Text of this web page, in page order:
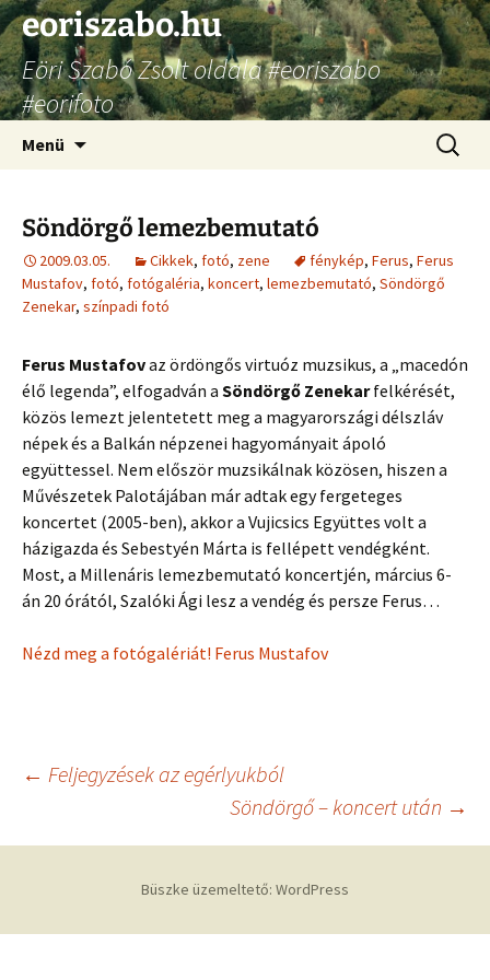
Ugrás
a
tartalomhoz
eoriszabo.hu
Eöri Szabó Zsolt oldala #eoriszabo
#eorifoto
Menü
Söndörgő lemezbemutató
2009.03.05. Cikkek, fotó, zene fénykép, Ferus, Ferus
Mustafov, fotó, fotógaléria, koncert, lemezbemutató, Söndörgő
Zenekar, színpadi fotó
Ferus Mustafovaz ördöngős virtuóz muzsikus, a „macedón
élő legenda”, elfogadván a Söndörgő Zenekarfelkérését,
közös lemezt jelentetett meg a magyarországi délszláv
népek és a Balkán népzenei hagyományait ápoló
együttessel. Nem először muzsikálnak közösen, hiszen a
Művészetek Palotájában már adtak egy fergeteges
koncertet (2005-ben), akkor a Vujicsics Együttes volt a
házigazda és Sebestyén Márta is fellépett vendégként.
Most, a Millenáris lemezbemutató koncertjén, március 6-
án 20 órától, Szalóki Ági lesz a vendég és persze Ferus…
Nézd meg a fotógalériát! Ferus Mustafov
Bejegyzés
navigáció
← Feljegyzések az egérlyukból
Söndörgő – koncert után →
Büszke üzemeltető: WordPress